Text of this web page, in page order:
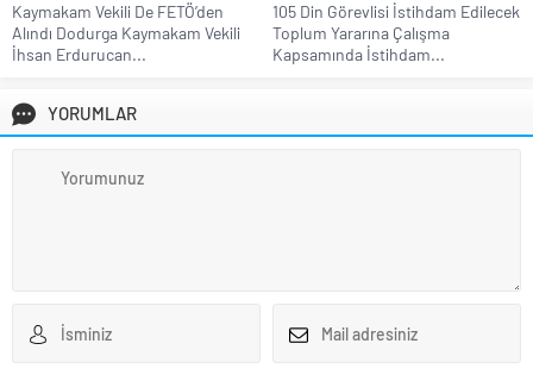
Kaymakam Vekili De FETÖ’den
Alındı Dodurga Kaymakam Vekili
İhsan Erdurucan...
105 Din Görevlisi İstihdam Edilecek
Toplum Yararına Çalışma
Kapsamında İstihdam...
YORUMLAR